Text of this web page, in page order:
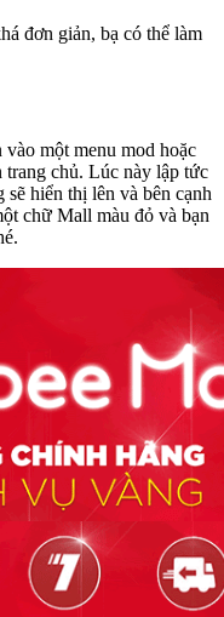
đơn giản, bạ có thể làm
một menu mod hoặc
trang chủ. Lúc này lập tức
sẽ hiển thị lên và bên cạnh
chữ Mall màu đỏ và bạn